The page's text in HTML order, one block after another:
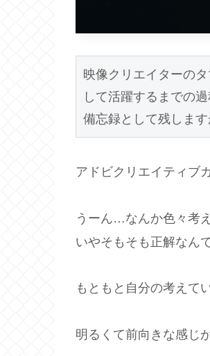
映像クリエイターの
して活躍するまでの
備忘録として残しま
アドビクリエイティブ
うーん…なんか色々考
いやそもそも正解なん
もともと自分の考えて
明るくて前向きな感じ